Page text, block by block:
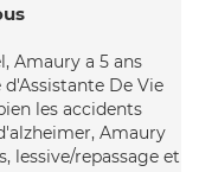
Amaury a 5 ans
De Vie
les accidents
Amaury
lessive/repassage et